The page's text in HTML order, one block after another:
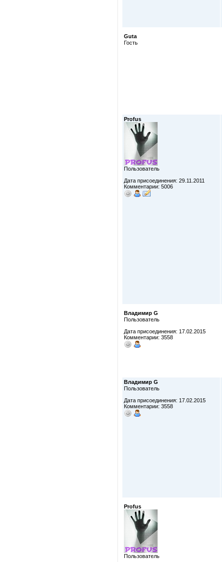
Guta
Гость
Profus
Пользователь
Дата присоединения: 29.11.2011
Комментарии: 5006
Владимир G
Пользователь
Дата присоединения: 17.02.2015
Комментарии: 3558
Владимир G
Пользователь
Дата присоединения: 17.02.2015
Комментарии: 3558
Profus
Пользователь